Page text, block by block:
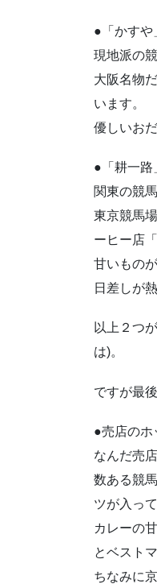
●「かすや
現地派の
大阪名物
います。
優しいお
●「耕一路
関東の競
東京競馬
ーヒー店
甘いもの
日差しが
以上２つ
は)。
ですが最
●売店のホ
なんだ売
数ある競
ツが入っ
カレーの
とベストマ
ちなみに